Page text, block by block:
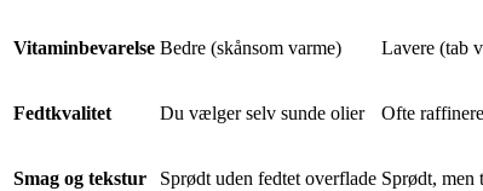
Vitaminbevarelse Bedre (skånsom varme) Lavere (tab
Fedtkvalitet Du vælger selv sunde olier Ofte
Smag og tekstur Sprødt uden fedtet overflade Sprødt, men